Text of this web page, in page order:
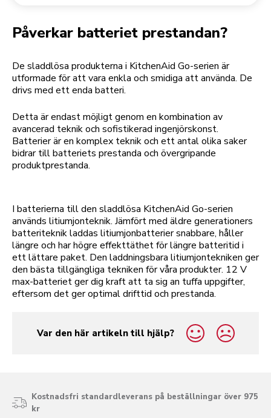
Påverkar batteriet prestandan?
De sladdlösa produkterna i KitchenAid Go-serien är
utformade för att vara enkla och smidiga att använda. De
drivs med ett enda batteri.
Detta är endast möjligt genom en kombination av
avancerad teknik och sofistikerad ingenjörskonst.
Batterier är en komplex teknik och ett antal olika saker
bidrar till batteriets prestanda och övergripande
produktprestanda.
I batterierna till den sladdlösa KitchenAid Go-serien
används litiumjonteknik. Jämfört med äldre generationers
batteriteknik laddas litiumjonbatterier snabbare, håller
längre och har högre effekttäthet för längre batteritid i
ett lättare paket. Den laddningsbara litiumjontekniken ger
den bästa tillgängliga tekniken för våra produkter. 12 V
max-batteriet ger dig kraft att ta sig an tuffa uppgifter,
eftersom det ger optimal drifttid och prestanda.
Var den här artikeln till hjälp?
yes
no
Kostnadsfri standardleverans på beställningar över 975
kr